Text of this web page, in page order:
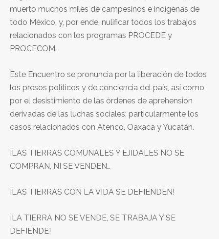
muerto muchos miles de campesinos e indígenas de
todo México, y, por ende, nulificar todos los trabajos
relacionados con los programas PROCEDE y
PROCECOM.
Este Encuentro se pronuncia por la liberación de todos
los presos políticos y de conciencia del país, así como
por el desistimiento de las órdenes de aprehensión
derivadas de las luchas sociales; particularmente los
casos relacionados con Atenco, Oaxaca y Yucatán.
¡LAS TIERRAS COMUNALES Y EJIDALES NO SE
COMPRAN, NI SE VENDEN…
¡LAS TIERRAS CON LA VIDA SE DEFIENDEN!
¡LA TIERRA NO SE VENDE, SE TRABAJA Y SE
DEFIENDE!